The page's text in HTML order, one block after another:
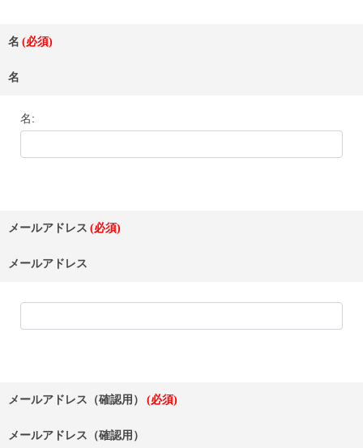
名
名
名
メールアドレス
メールアドレス
メールアドレス（確認用）
メールアドレス（確認用）